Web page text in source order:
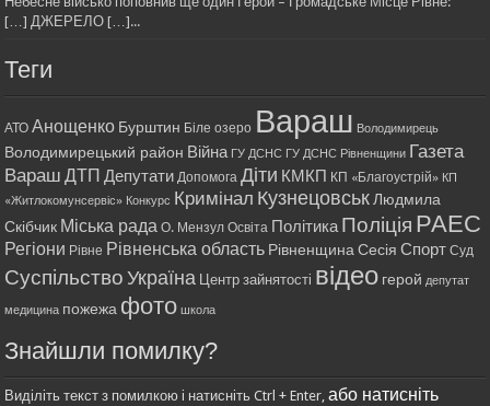
[…] ДЖЕРЕЛО […]...
Теги
АТО Анощенко Бурштин Біле озеро Вараш Володимирець
Володимирецький район Війна ГУ ДСНС ГУ ДСНС Рівненщини Газета
Вараш ДТП Депутати Допомога Діти КМКП КП «Благоустрій» КП
«Житлокомунсервіс» Конкурс Кримінал Кузнецовськ Людмила
Скібчик Міська рада О. Мензул Освіта ПолітикаПоліція РАЕС
Регіони Рівне Рівненська область Рівненщина Сесія Спорт Суд
Суспільство Україна Центр зайнятості відео герой депутат
медицина пожежа фото школа
Знайшли помилку?
Виділіть текст з помилкою і натисніть Ctrl + Enter,або натисніть